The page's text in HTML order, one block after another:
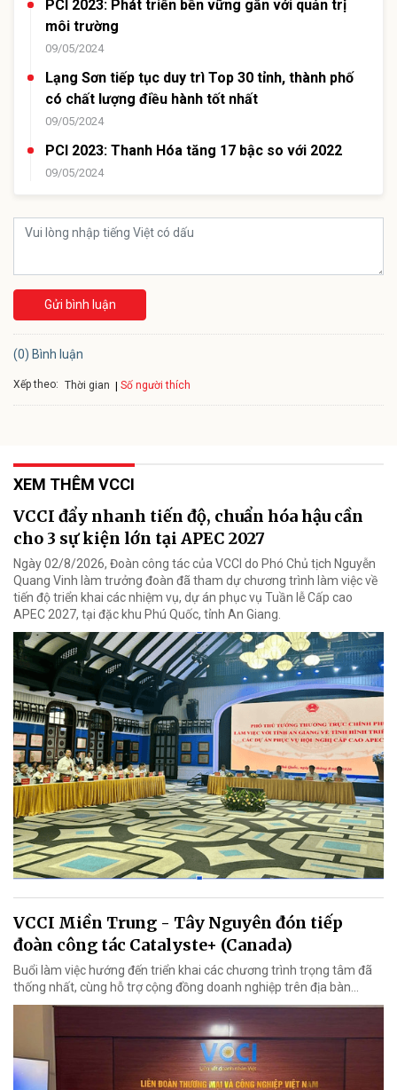
PCI 2023: Phát triển bền vững gắn với quản trị
môi trường
09/05/2024
Lạng Sơn tiếp tục duy trì Top 30 tỉnh, thành phố
có chất lượng điều hành tốt nhất
09/05/2024
PCI 2023: Thanh Hóa tăng 17 bậc so với 2022
09/05/2024
Gửi bình luận
(0) Bình luận
Xếp theo: Thời gian Số người thích
XEM THÊM VCCI
VCCI đẩy nhanh tiến độ, chuẩn hóa hậu cần
cho 3 sự kiện lớn tại APEC 2027
Ngày 02/8/2026, Đoàn công tác của VCCI do Phó Chủ tịch Nguyễn
Quang Vinh làm trưởng đoàn đã tham dự chương trình làm việc về
tiến độ triển khai các nhiệm vụ, dự án phục vụ Tuần lễ Cấp cao
APEC 2027, tại đặc khu Phú Quốc, tỉnh An Giang.
VCCI Miền Trung - Tây Nguyên đón tiếp
đoàn công tác Catalyste+ (Canada)
Buổi làm việc hướng đến triển khai các chương trình trọng tâm đã
thống nhất, cùng hỗ trợ cộng đồng doanh nghiệp trên địa bàn...